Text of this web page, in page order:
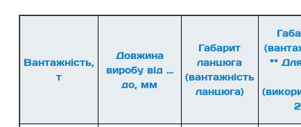
Вантажність,
т
Довжина
виробу від …
до, мм
Габарит
ланцюга
(вантажність
ланцюга)
**